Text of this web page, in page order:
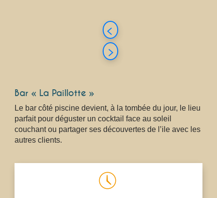
Bar « La Paillotte »
Le bar côté piscine devient, à la tombée du jour, le lieu
parfait pour déguster un cocktail face au soleil
couchant ou partager ses découvertes de l’ile avec les
autres clients.